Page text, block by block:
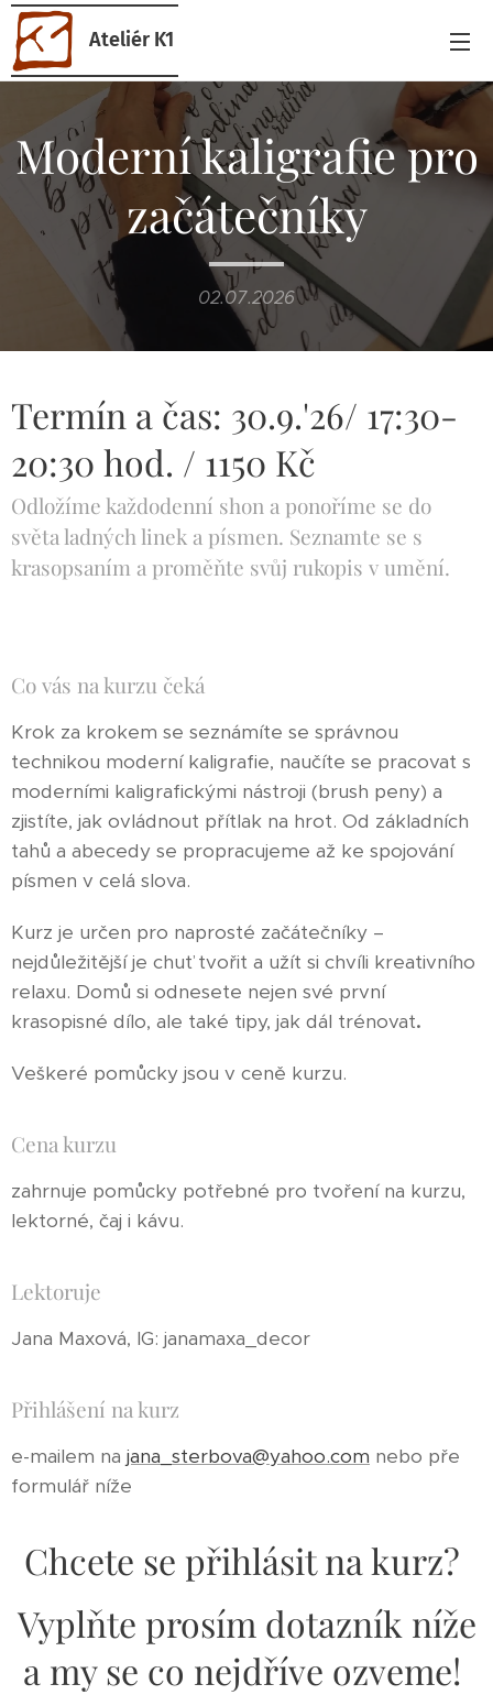
Ateliér K1
Moderní kaligrafie pro
začátečníky
02.07.2026
Termín a čas: 30.9.'26/ 17:30-
20:30 hod. / 1150 Kč
Odložíme každodenní shon a ponoříme se do
světa ladných linek a písmen. Seznamte se s
krasopsaním a proměňte svůj rukopis v umění.
Co vás na kurzu čeká
Krok za krokem se seznámíte se správnou
technikou moderní kaligrafie, naučíte se pracovat s
moderními kaligrafickými nástroji (brush peny) a
zjistíte, jak ovládnout přítlak na hrot. Od základních
tahů a abecedy se propracujeme až ke spojování
písmen v celá slova.
Kurz je určen pro naprosté začátečníky –
nejdůležitější je chuť tvořit a užít si chvíli kreativního
relaxu. Domů si odnesete nejen své první
krasopisné dílo, ale také tipy, jak dál trénovat.
Veškeré pomůcky jsou v ceně kurzu.
Cena kurzu
zahrnuje pomůcky potřebné pro tvoření na kurzu,
lektorné, čaj i kávu.
Lektoruje
Jana Maxová, IG: janamaxa_decor
Přihlášení na kurz
e-mailem na jana_sterbova@yahoo.com nebo pře
formulář níže
Chcete se přihlásit na kurz?
Vyplňte prosím dotazník níže
a my se co nejdříve ozveme!